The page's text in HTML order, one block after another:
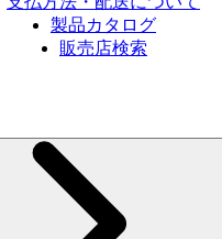
製品カタログ
販売店検索